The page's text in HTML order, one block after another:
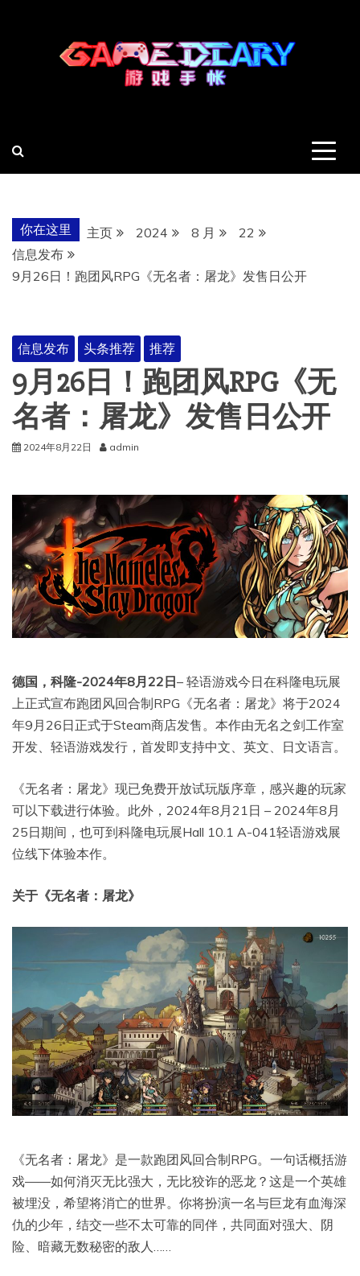
你在这里 主页 2024 8 月
22
信息发布
9月26日！跑团风RPG《无名者：屠龙》发售日公开
信息发布 头条推荐 推荐
9月26日！跑团风RPG《无
名者：屠龙》发售日公开
2024年8月22日 admin
德国，科隆-2024年8月22日– 轻语游戏今日在科隆电玩展
上正式宣布跑团风回合制RPG《无名者：屠龙》将于2024
年9月26日正式于Steam商店发售。本作由无名之剑工作室
开发、轻语游戏发行，首发即支持中文、英文、日文语言。
《无名者：屠龙》现已免费开放试玩版序章，感兴趣的玩家
可以下载进行体验。此外，2024年8月21日 – 2024年8月
25日期间，也可到科隆电玩展Hall 10.1 A-041轻语游戏展
位线下体验本作。
关于《无名者：屠龙》
《无名者：屠龙》是一款跑团风回合制RPG。一句话概括游
戏——如何消灭无比强大，无比狡诈的恶龙？这是一个英雄
被埋没，希望将消亡的世界。你将扮演一名与巨龙有血海深
仇的少年，结交一些不太可靠的同伴，共同面对强大、阴
险、暗藏无数秘密的敌人……